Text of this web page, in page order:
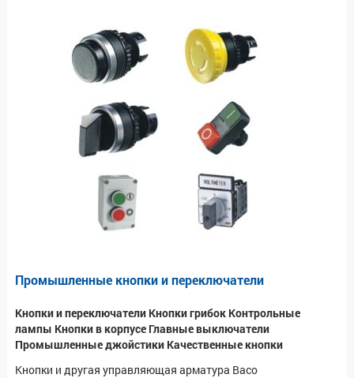
Промышленные кнопки и переключатели
Кнопки и переключатели Кнопки грибок Контрольные
лампы Кнопки в корпусе Главные выключатели
Промышленные джойстики Качественные кнопки
Кнопки и другая управляющая арматура Baco